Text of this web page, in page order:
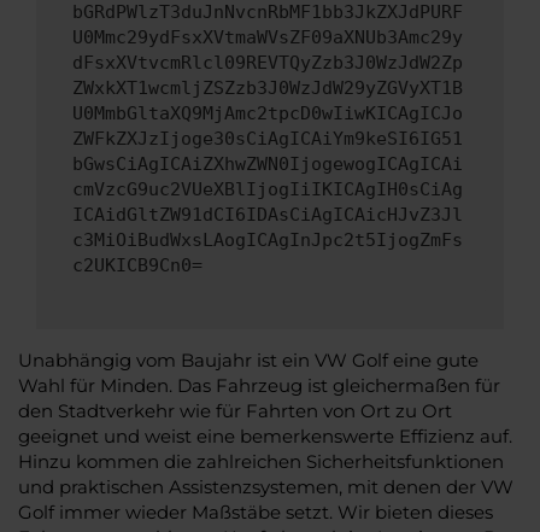
bGRdPWlzT3duJnNvcnRbMF1bb3JkZXJdPURF
U0Mmc29ydFsxXVtmaWVsZF09aXNUb3Amc29y
dFsxXVtvcmRlcl09REVTQyZzb3J0WzJdW2Zp
ZWxkXT1wcmljZSZzb3J0WzJdW29yZGVyXT1B
U0MmbGltaXQ9MjAmc2tpcD0wIiwKICAgICJo
ZWFkZXJzIjoge30sCiAgICAiYm9keSI6IG51
bGwsCiAgICAiZXhwZWN0IjogewogICAgICAi
cmVzcG9uc2VUeXBlIjogIiIKICAgIH0sCiAg
ICAidGltZW91dCI6IDAsCiAgICAicHJvZ3Jl
c3MiOiBudWxsLAogICAgInJpc2t5IjogZmFs
c2UKICB9Cn0=
Unabhängig vom Baujahr ist ein VW Golf eine gute
Wahl für Minden. Das Fahrzeug ist gleichermaßen für
den Stadtverkehr wie für Fahrten von Ort zu Ort
geeignet und weist eine bemerkenswerte Effizienz auf.
Hinzu kommen die zahlreichen Sicherheitsfunktionen
und praktischen Assistenzsystemen, mit denen der VW
Golf immer wieder Maßstäbe setzt. Wir bieten dieses